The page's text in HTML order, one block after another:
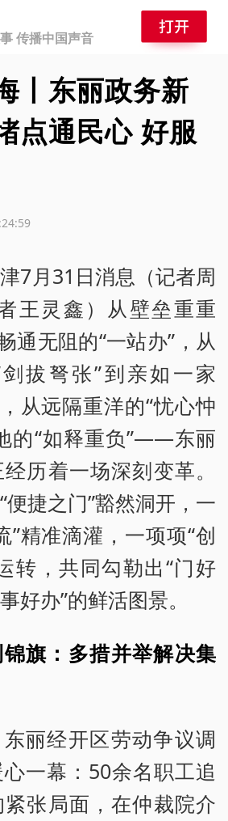
传播中国声音
丨东丽政务新
点通民心 好服
7月31日消息（记者周
王灵鑫）从壁垒重重
通无阻的“一站办”，从
拔弩张”到亲如一家
从远隔重洋的“忧心忡
的“如释重负”——东丽
历着一场深刻变革。
便捷之门”豁然洞开，一
”精准滴灌，一项项“创
转，共同勾勒出“门好
好办”的鲜活图景。
旗：多措并举解决集
丽经开区劳动争议调
一幕：50余名职工追
张局面，在仲裁院介